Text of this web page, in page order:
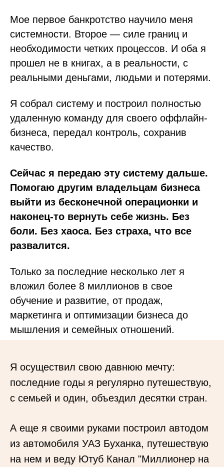
Мое первое банкротство научило меня
системности. Второе — силе границ и
необходимости четких процессов. И оба я
прошел не в книгах, а в реальности, с
реальными деньгами, людьми и потерями.
Я собрал систему и построил полностью
удаленную команду для своего оффлайн-
бизнеса, передал контроль, сохранив
качество.
Сейчас я передаю эту систему дальше.
Помогаю другим владельцам бизнеса
выйти из бесконечной операционки и
наконец-то вернуть себе жизнь. Без
боли. Без хаоса. Без страха, что все
развалится.
Только за последние несколько лет я
вложил более 8 миллионов в свое
обучение и развитие, от продаж,
маркетинга и оптимизации бизнеса до
мышления и семейных отношений.
Я осуществил свою давнюю мечту:
последние годы я регулярно путешествую,
с семьей и один, объездил десятки стран.
А еще я своими руками построил автодом
из автомобиля УАЗ Буханка, путешествую
на нем и веду Ютуб Канал "Миллионер на